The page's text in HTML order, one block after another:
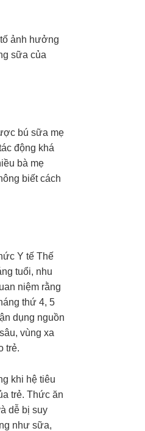
ảnh hưởng
sữa của
bú sữa mẹ
động khá
bà mẹ
biết cách
Y tế Thế
tuổi, nhu
niệm rằng
thứ 4, 5
dụng nguồn
vùng xa
trẻ.
khi hệ tiêu
trẻ. Thức ăn
dễ bị suy
như sữa,